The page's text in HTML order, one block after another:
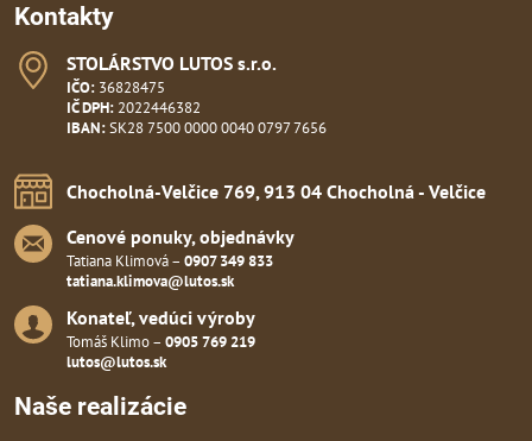
Kontakty
STOLÁRSTVO LUTOS s​.r​.o​.
IČO: 36828475
IČ DPH: 2022446382
IBAN:SK28 7500 0000 0040 0797 7656
Chocholná-Velčice 769, 913 04 Chocholná - Velčice
Cenové ponuky, objednávky
Tatiana Klimová – 0907 349 833
tatiana.klimova@lutos.sk
Konateľ, vedúci výroby
Tomáš Klimo – 0905 769 219
lutos@lutos.sk
Naše realizácie